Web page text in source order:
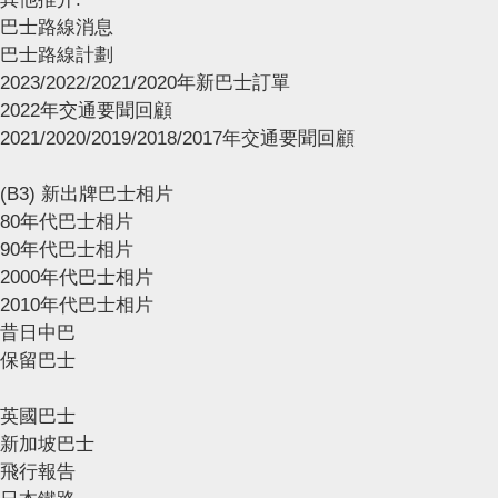
巴士路線消息
巴士路線計劃
2023/2022/2021/2020年新巴士訂單
2022年交通要聞回顧
2021/2020/2019/2018/2017年交通要聞回顧
(B3) 新出牌巴士相片
80年代巴士相片
90年代巴士相片
2000年代巴士相片
2010年代巴士相片
昔日中巴
保留巴士
英國巴士
新加坡巴士
飛行報告